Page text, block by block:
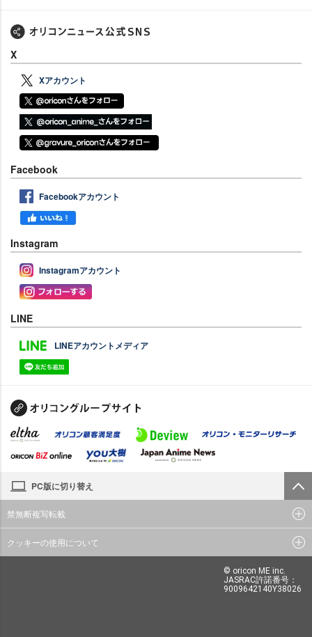
X
Xアカウント
Facebook
Facebookアカウント
Instagram
Instagramアカウント
LINE
LINEアカウントメディア
PC版に切り替え
禁無断複写転載
クッキーの使用について
© oricon ME inc.
JASRAC許諾番号：
9009642140Y38026